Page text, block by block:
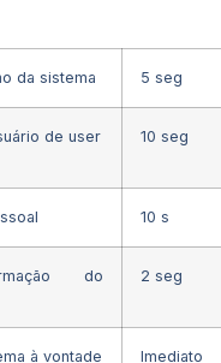
da sistema 5 seg
de user 10 seg
10 s
do
2 seg
à vontade Imediato